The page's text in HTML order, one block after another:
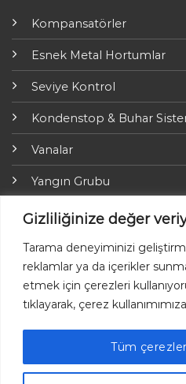
Gizliliğinize değer
Tarama deneyiminizi
reklamlar ya da içerikler
etmek için çerezleri
tıklayarak, çerez
Tüm
Kompansatörler
Esnek Metal Hortumlar
Seviye Kontrol
Kondenstop & Buhar
Vanalar
Yangın Grubu
ARI-Armaturen
Yalıtım Grubu
Online Ödemeler